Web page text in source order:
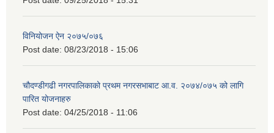
विनियोजन ऐन २०७५/०७६
Post date: 08/23/2018 - 15:06
चौदण्डीगढी नगरपालिकाको प्रथम नगरसभाबाट आ.व. २०७४/०७५ को लागि
पारित योजनाहरु
Post date: 04/25/2018 - 11:06